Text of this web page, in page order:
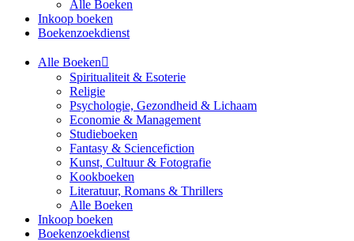
Alle Boeken
Inkoop boeken
Boekenzoekdienst
Alle Boeken
Spiritualiteit & Esoterie
Religie
Psychologie, Gezondheid & Lichaam
Economie & Management
Studieboeken
Fantasy & Sciencefiction
Kunst, Cultuur & Fotografie
Kookboeken
Literatuur, Romans & Thrillers
Alle Boeken
Inkoop boeken
Boekenzoekdienst